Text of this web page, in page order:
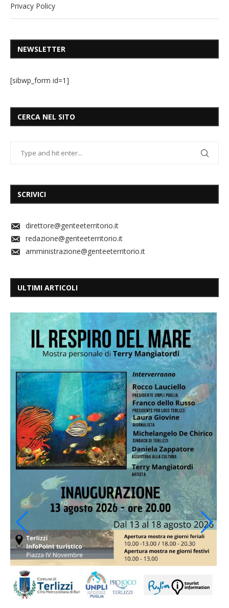
Privacy Policy
NEWSLETTER
[sibwp_form id=1]
CERCA NEL SITO
SCRIVICI
direttore@genteeterritorio.it
redazione@genteeterritorio.it
amministrazione@genteeterritorio.it
ULTIMI ARTICOLI